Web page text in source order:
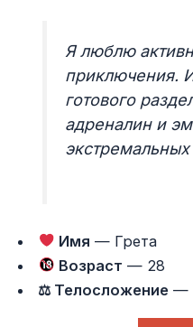
Я люблю
приключения.
готового
адреналин и
Имя — Грета
Возраст — 28
⚖ Телосложение —